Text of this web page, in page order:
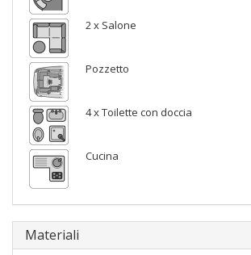
2 x Salone
Pozzetto
4 x Toilette con doccia
Cucina
Materiali